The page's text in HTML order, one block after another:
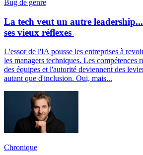
Bug de genre
La tech veut un autre
ses vieux réflexes
L'essor de l'IA pousse les entreprises à
les managers techniques. Les compétences
des équipes et l'autorité deviennent des
autant que d'inclusion. Oui, mais...
Chronique